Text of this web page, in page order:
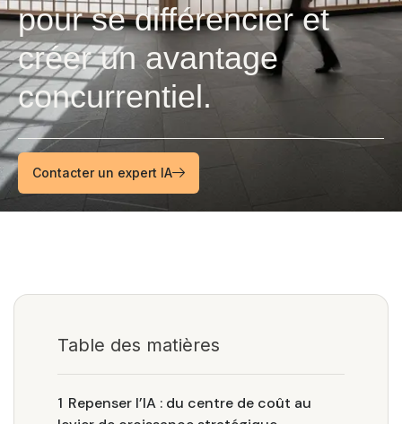
pour se différencier et
créer un avantage
concurrentiel.
Contacter un expert IA
Table des matières
1 Repenser l’IA : du centre de coût au